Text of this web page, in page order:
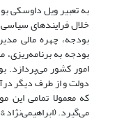
به تعبیر ویل داوسکی
خلال فرایندهای
بودجه، چهره مالی
بودجه به برنامه‌ریزی،
امور کشور می‌پردازد.
دولت و از طرف دیگر
که معمولا تمامی این
می‌گیرد. (ابراهیمی‌نژاد &